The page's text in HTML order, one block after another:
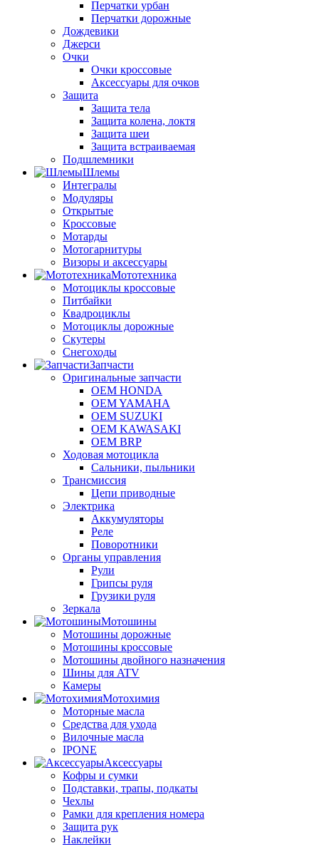
Перчатки урбан
Перчатки дорожные
Дождевики
Джерси
Очки
Очки кроссовые
Аксессуары для очков
Защита
Защита тела
Защита колена, локтя
Защита шеи
Защита встраиваемая
Подшлемники
Шлемы
Интегралы
Модуляры
Открытые
Кроссовые
Мотарды
Мотогарнитуры
Визоры и аксессуары
Мототехника
Мотоциклы кроссовые
Питбайки
Квадроциклы
Мотоциклы дорожные
Скутеры
Снегоходы
Запчасти
Оригинальные запчасти
OEM HONDA
OEM YAMAHA
OEM SUZUKI
OEM KAWASAKI
OEM BRP
Ходовая мотоцикла
Сальники, пыльники
Трансмиссия
Цепи приводные
Электрика
Аккумуляторы
Реле
Поворотники
Органы управления
Рули
Грипсы руля
Грузики руля
Зеркала
Мотошины
Мотошины дорожные
Мотошины кроссовые
Мотошины двойного назначения
Шины для ATV
Камеры
Мотохимия
Моторные масла
Средства для ухода
Вилочные масла
IPONE
Аксессуары
Кофры и сумки
Подставки, трапы, подкаты
Чехлы
Рамки для крепления номера
Защита рук
Наклейки